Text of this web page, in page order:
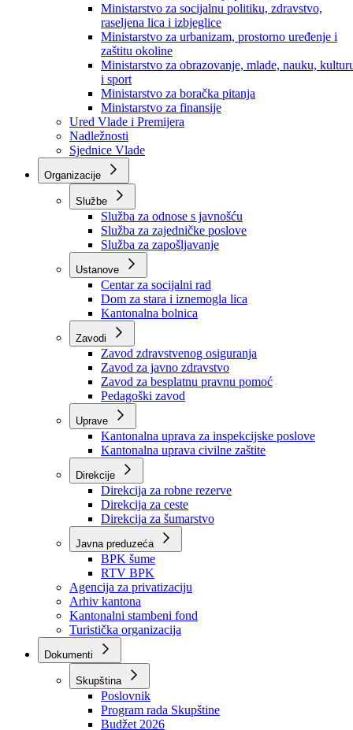
Ministarstvo za privredu
Ministarstvo za pravosuđe, upravu i radne odnose
Ministarstvo za unutrašnje poslove
Ministarstvo za socijalnu politiku, zdravstvo,
raseljena lica i izbjeglice
Ministarstvo za urbanizam, prostorno uređenje i
zaštitu okoline
Ministarstvo za obrazovanje, mlade, nauku,
i sport
Ministarstvo za boračka pitanja
Ministarstvo za finansije
Ured Vlade i Premijera
Nadležnosti
Sjednice Vlade
Organizacije
Službe
Služba za odnose s javnošću
Služba za zajedničke poslove
Služba za zapošljavanje
Ustanove
Centar za socijalni rad
Dom za stara i iznemogla lica
Kantonalna bolnica
Zavodi
Zavod zdravstvenog osiguranja
Zavod za javno zdravstvo
Zavod za besplatnu pravnu pomoć
Pedagoški zavod
Kantonalna uprava za inspekcijske poslove
Kantonalna uprava civilne zaštite
Direkcije
Direkcija za robne rezerve
Direkcija za ceste
Direkcija za šumarstvo
Javna preduzeća
BPK šume
RTV BPK
Agencija za privatizaciju
Arhiv kantona
Kantonalni stambeni fond
Turistička organizacija
Dokumenti
Skupština